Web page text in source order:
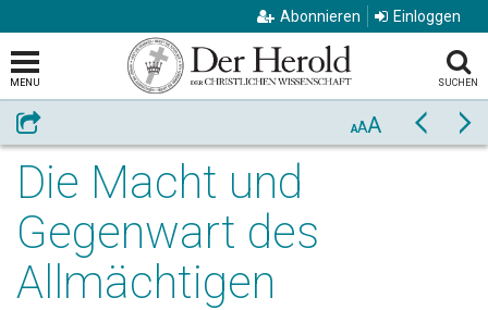
Abonnieren Einloggen
MENU SUCHEN
Weiterempfehlen AAA Zurück
Die Macht und
Gegenwart des
Allmächtigen